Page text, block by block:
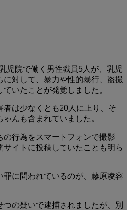
児院で働く男性職員5人が、乳児
に対して、暴力や性的暴行、盗撮
いたことが発覚しました。
者は少なくとも20人に上り、そ
んも含まれていました。
の行為をスマートフォンで撮影
サイトに投稿していたことも明ら
罪に問われているのが、藤原凌容
の疑いで逮捕されましたが、別